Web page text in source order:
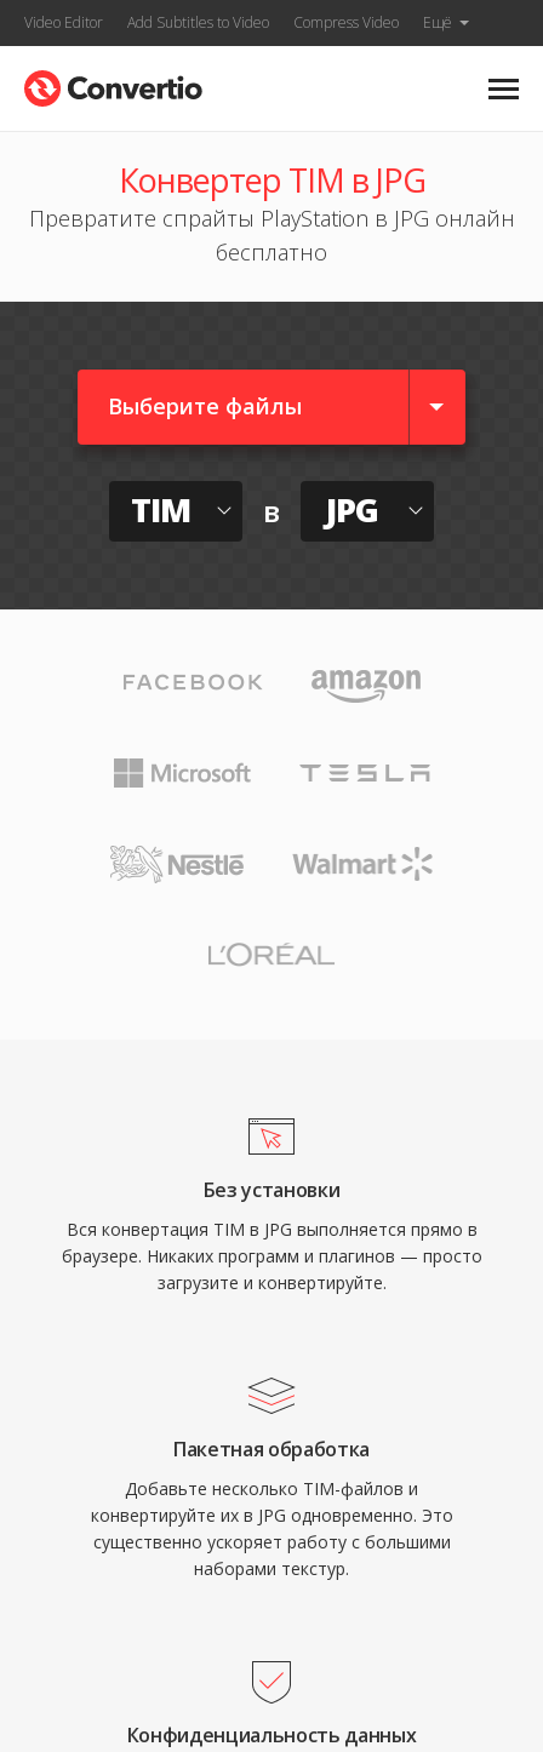
Video Editor Add Subtitles to Video Compress Video Ещё
Конвертер TIM в JPG
Превратите спрайты PlayStation в JPG онлайн
бесплатно
Выберите файлы
TIM в JPG
Без установки
Вся конвертация TIM в JPG выполняется прямо в
браузере. Никаких программ и плагинов — просто
загрузите и конвертируйте.
Пакетная обработка
Добавьте несколько TIM-файлов и
конвертируйте их в JPG одновременно. Это
существенно ускоряет работу с большими
наборами текстур.
Конфиденциальность данных